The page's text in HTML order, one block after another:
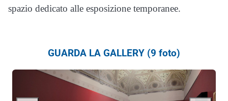
spazio dedicato alle esposizione temporanee.
GUARDA LA GALLERY (9 foto)